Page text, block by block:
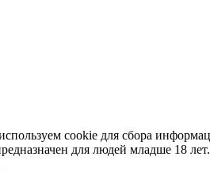
cookie для сбора
для людей младше 18